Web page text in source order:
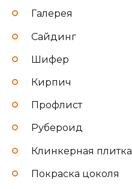
Галерея
Сайдинг
Шифер
Кирпич
Профлист
Рубероид
Клинкерная плитка
Покраска цоколя